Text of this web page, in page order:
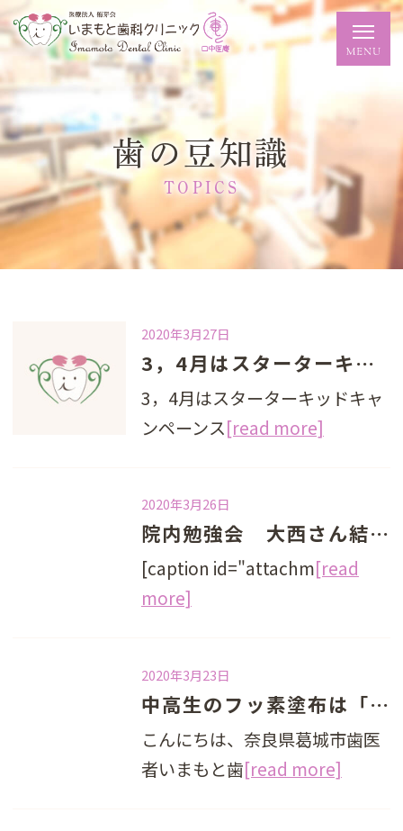
歯の豆知識
TOPICS
2020年3月27日
3，4月はスターターキッドキャンペーン
3，4月はスターターキッドキャ
ンペーンス[read more]
2020年3月26日
院内勉強会 大西さん結婚上田さんになります
[caption id="attachm[read
more]
2020年3月23日
中高生のフッ素塗布は「お子ちゃま」じゃないから必要ない！？
こんにちは、奈良県葛城市歯医
者いまもと歯[read more]